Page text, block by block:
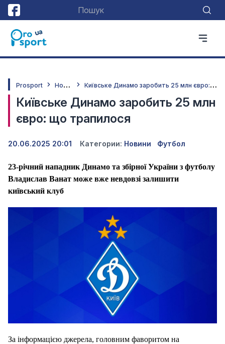
Prosport Н
овини К
иївське Динамо заробить 25 млн євро: що трапилося
Київське Динамо заробить 25 млн
євро: що трапилося
20.06.2025 20:01 Категории: Новини Футбол
23-річний нападник Динамо та збірної України з футболу
Владислав Ванат може вже невдовзі залишити
київський клуб
За інформацією джерела, головним фаворитом на